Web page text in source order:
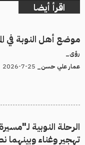
اقرأ أيضا
موضع أهل النوبة في
رؤى_
عمار علي حسن_
الرحلة النوبية
تهجير وغناء